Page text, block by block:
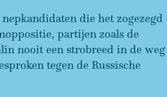
die het zogezegd
partijen zoals de
nooit een strobreed in de weg
tegen de Russische